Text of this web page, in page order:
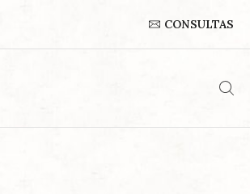
CONSULTAS